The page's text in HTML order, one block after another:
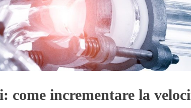
come incrementare la